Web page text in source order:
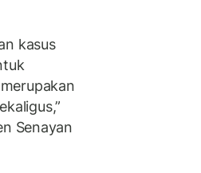
kasus
Senayan